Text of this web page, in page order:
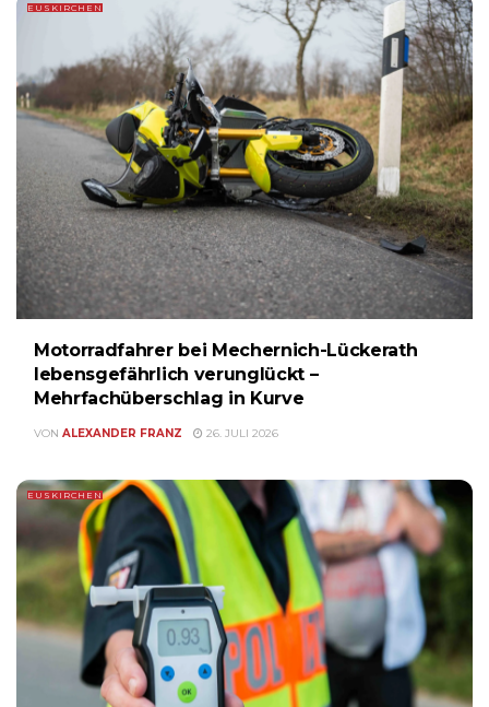
EUSKIRCHEN
Motorradfahrer bei Mechernich-Lückerath
lebensgefährlich verunglückt –
Mehrfachüberschlag in Kurve
VON ALEXANDER FRANZ 26. JULI 2026
EUSKIRCHEN